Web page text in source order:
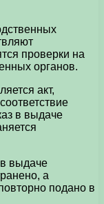
проверки на
органов.
акт,
в выдаче
выдаче
а
подано в